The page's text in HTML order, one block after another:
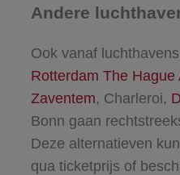
Andere
Ook vanaf
Rotterdam The Hague
Zaventem, Charleroi,
Bonn gaan
Deze alternatieven
qua ticketprijs of